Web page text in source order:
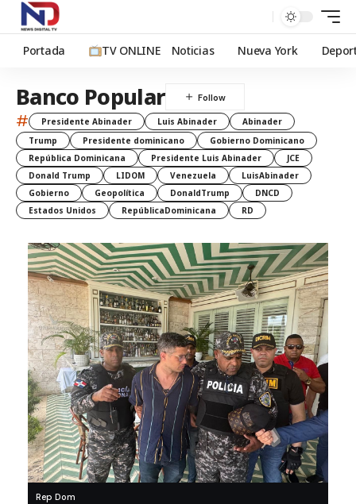
Portada TV ONLINE Noticias Nueva York
Banco Popular
# Presidente Abinader Luis Abinader
Abinader
Trump
Presidente dominicano
Gobierno Dominicano
República Dominicana
Presidente Luis Abinader
JCE
Donald Trump
LIDOM Venezuela
LuisAbinader
Gobierno
Geopolítica DonaldTrump
DNCD
Estados Unidos
RepúblicaDominicana RD
Rep Dom